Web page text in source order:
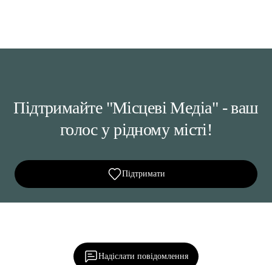
Підтримайте "Місцеві Медіа" - ваш
голос у рідному місті!
Підтримати
Надіслати повідомлення